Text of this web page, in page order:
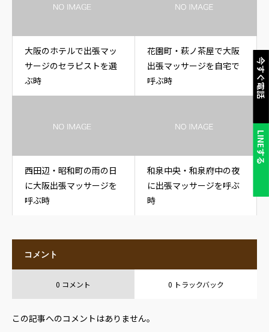
今すぐ電話
LINEする
大阪のホテルで出張マッ
サージのセラピストを選
ぶ時
花園町・萩ノ茶屋で大阪
出張マッサージを自宅で
呼ぶ時
西田辺・昭和町の雨の日
に大阪出張マッサージを
呼ぶ時
和泉中央・和泉府中の夜
に出張マッサージを呼ぶ
時
コメント
0 コメント 0 トラックバック
この記事へのコメントはありません。